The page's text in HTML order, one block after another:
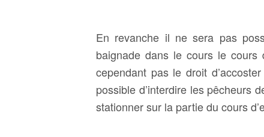
En revanche il ne sera pas
baignade dans le cours le cours
cependant pas le droit
possible d’interdire les pêcheurs
stationner sur la partie du cours